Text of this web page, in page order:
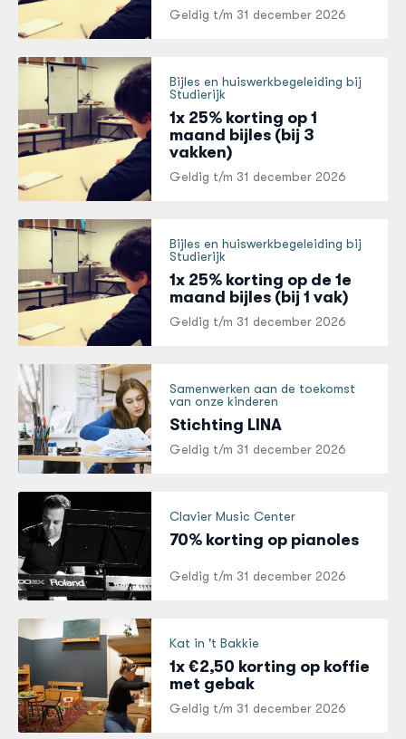
Geldig t/m 31 december 2026
Bijles en huiswerkbegeleiding bij
Studierijk
1x 25% korting op 1
maand bijles (bij 3
vakken)
Geldig t/m 31 december 2026
Bijles en huiswerkbegeleiding bij
Studierijk
1x 25% korting op de 1e
maand bijles (bij 1 vak)
Geldig t/m 31 december 2026
Samenwerken aan de toekomst
van onze kinderen
Stichting LINA
Geldig t/m 31 december 2026
Clavier Music Center
70% korting op pianoles
Geldig t/m 31 december 2026
Kat in 't Bakkie
1x €2,50 korting op koffie
met gebak
Geldig t/m 31 december 2026